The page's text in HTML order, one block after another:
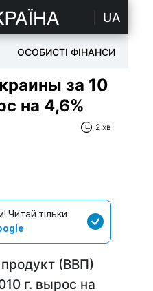
UA
ОСОБИСТІ ФІНАНСИ
за 10
на 4,6%
2 хв
Читай тільки
(ВВП)
г. вырос на